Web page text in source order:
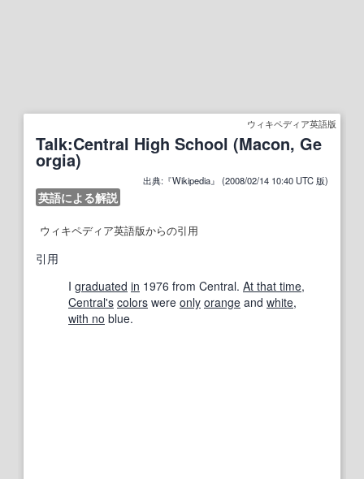
ウィキペディア英語版
Talk:Central High School (Macon, Ge
orgia)
出典:『Wikipedia』 (2008/02/14 10:40 UTC 版)
英語による解説
ウィキペディア英語版からの引用
引用
I graduated in 1976 from Central. At that time,
Central's colors were only orange and white,
with no blue.